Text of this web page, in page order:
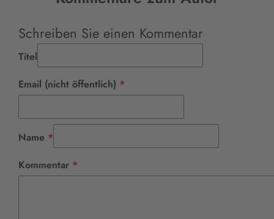
Schreiben Sie einen Kommentar
Titel
Email (nicht öffentlich) *
Name *
Kommentar *